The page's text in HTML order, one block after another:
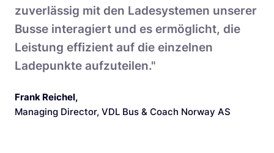
zuverlässig mit den Ladesystemen unserer
Busse interagiert und es ermöglicht, die
Leistung effizient auf die einzelnen
Ladepunkte aufzuteilen."
Frank Reichel,
Managing Director, VDL Bus & Coach Norway AS